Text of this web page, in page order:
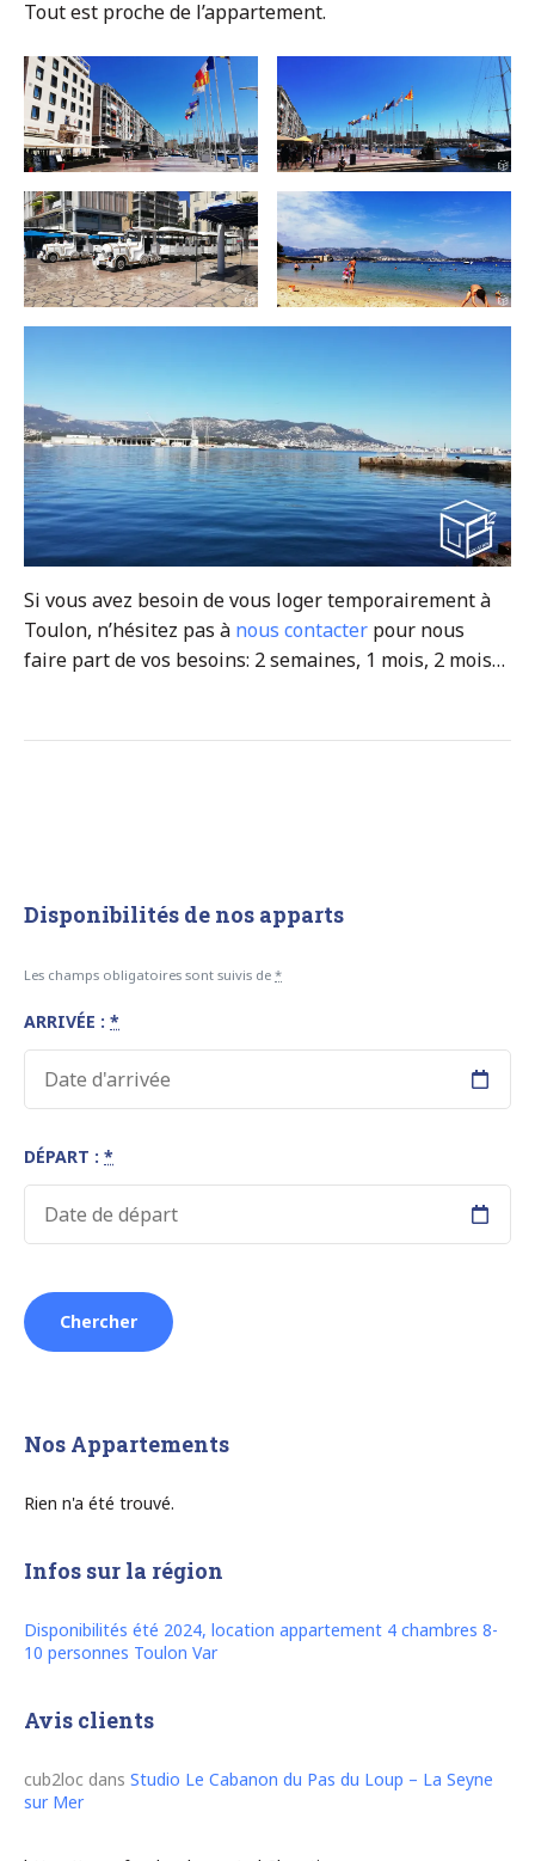
Tout est proche de l’appartement.
Si vous avez besoin de vous loger temporairement à
Toulon, n’hésitez pas à nous contacter pour nous
faire part de vos besoins: 2 semaines, 1 mois, 2 mois…
Disponibilités de nos apparts
Les champs obligatoires sont suivis de *
ARRIVÉE : *
DÉPART : *
Nos Appartements
Rien n'a été trouvé.
Infos sur la région
Disponibilités été 2024, location appartement 4 chambres 8-
10 personnes Toulon Var
Avis clients
cub2loc dans Studio Le Cabanon du Pas du Loup – La Seyne
sur Mer